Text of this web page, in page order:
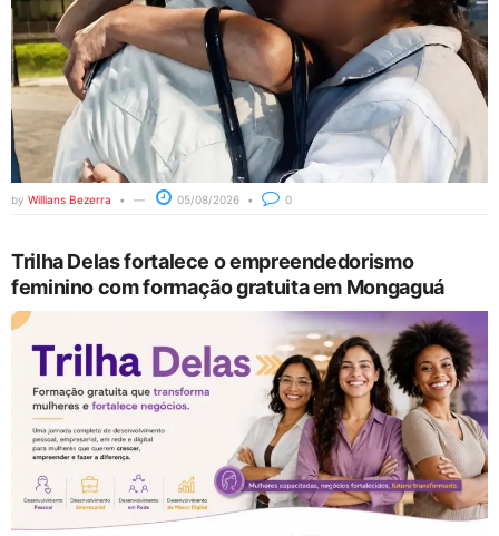
by Willians Bezerra 05/08/2026 0
Trilha Delas fortalece o empreendedorismo
feminino com formação gratuita em Mongaguá